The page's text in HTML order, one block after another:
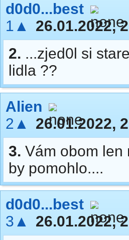
d0d0...best
1▲
26.01.2022,
2. ...zjed0l si
lidla ??
Alien
2▲
26.01.2022,
3. Vám obom len
by pomohlo....
d0d0...best
3▲
26.01.2022,